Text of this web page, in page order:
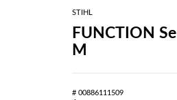
STIHL
FUNCTION
M
# 00886111509